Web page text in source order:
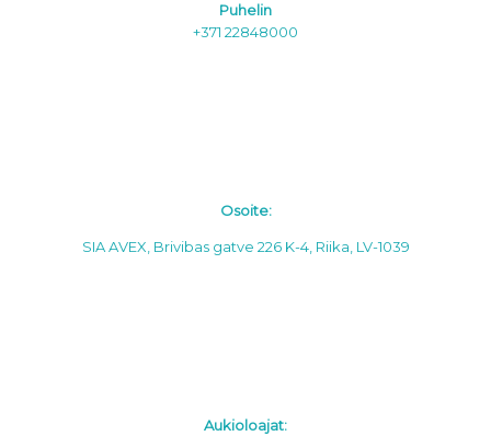
Puhelin
+371 22848000
Osoite:
SIA AVEX, Brivibas gatve 226 K-4, Riika, LV-1039
Aukioloajat: